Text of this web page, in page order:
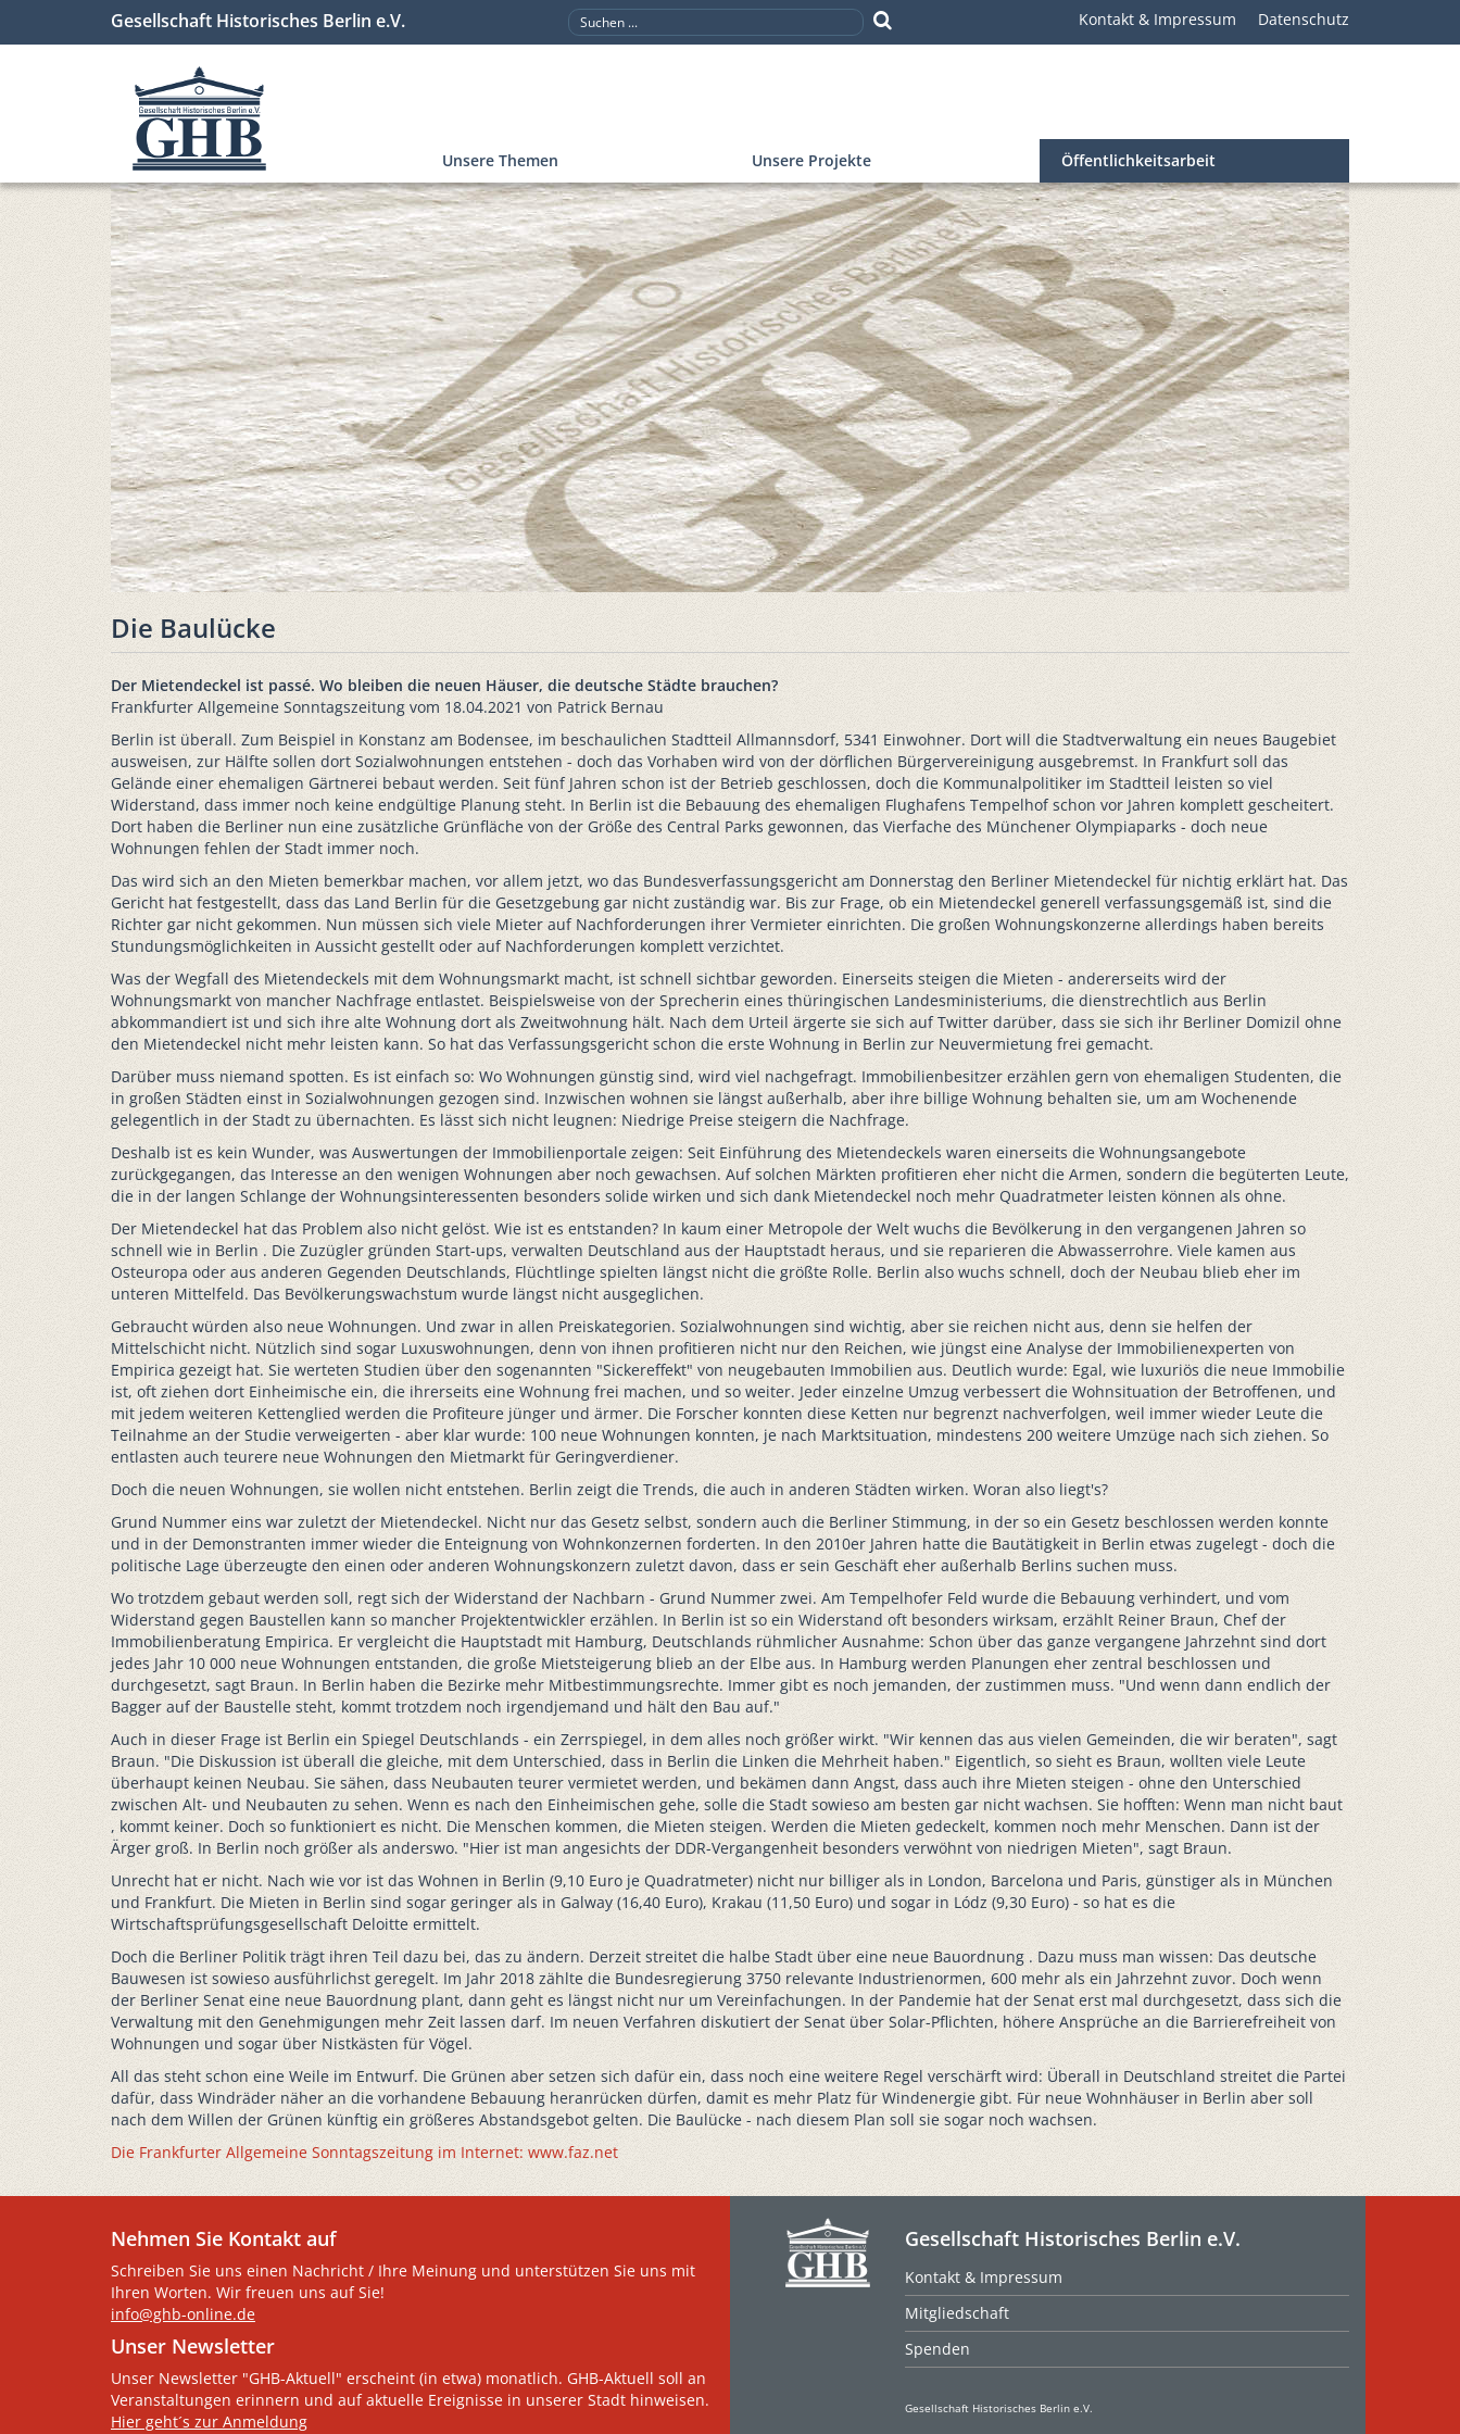
Gesellschaft Historisches Berlin e.V. Kontakt & Impressum Datenschutz
Unsere Themen Unsere Projekte Öffentlichkeitsarbeit
Die Baulücke
Der Mietendeckel ist passé. Wo bleiben die neuen Häuser, die deutsche Städte brauchen?
Frankfurter Allgemeine Sonntagszeitung vom 18.04.2021 von Patrick Bernau
Berlin ist überall. Zum Beispiel in Konstanz am Bodensee, im beschaulichen Stadtteil Allmannsdorf, 5341 Einwohner. Dort will die Stadtverwaltung ein neues Baugebiet
ausweisen, zur Hälfte sollen dort Sozialwohnungen entstehen - doch das Vorhaben wird von der dörflichen Bürgervereinigung ausgebremst. In Frankfurt soll das
Gelände einer ehemaligen Gärtnerei bebaut werden. Seit fünf Jahren schon ist der Betrieb geschlossen, doch die Kommunalpolitiker im Stadtteil leisten so viel
Widerstand, dass immer noch keine endgültige Planung steht. In Berlin ist die Bebauung des ehemaligen Flughafens Tempelhof schon vor Jahren komplett gescheitert.
Dort haben die Berliner nun eine zusätzliche Grünfläche von der Größe des Central Parks gewonnen, das Vierfache des Münchener Olympiaparks - doch neue
Wohnungen fehlen der Stadt immer noch.
Das wird sich an den Mieten bemerkbar machen, vor allem jetzt, wo das Bundesverfassungsgericht am Donnerstag den Berliner Mietendeckel für nichtig erklärt hat. Das
Gericht hat festgestellt, dass das Land Berlin für die Gesetzgebung gar nicht zuständig war. Bis zur Frage, ob ein Mietendeckel generell verfassungsgemäß ist, sind die
Richter gar nicht gekommen. Nun müssen sich viele Mieter auf Nachforderungen ihrer Vermieter einrichten. Die großen Wohnungskonzerne allerdings haben bereits
Stundungsmöglichkeiten in Aussicht gestellt oder auf Nachforderungen komplett verzichtet.
Was der Wegfall des Mietendeckels mit dem Wohnungsmarkt macht, ist schnell sichtbar geworden. Einerseits steigen die Mieten - andererseits wird der
Wohnungsmarkt von mancher Nachfrage entlastet. Beispielsweise von der Sprecherin eines thüringischen Landesministeriums, die dienstrechtlich aus Berlin
abkommandiert ist und sich ihre alte Wohnung dort als Zweitwohnung hält. Nach dem Urteil ärgerte sie sich auf Twitter darüber, dass sie sich ihr Berliner Domizil ohne
den Mietendeckel nicht mehr leisten kann. So hat das Verfassungsgericht schon die erste Wohnung in Berlin zur Neuvermietung frei gemacht.
Darüber muss niemand spotten. Es ist einfach so: Wo Wohnungen günstig sind, wird viel nachgefragt. Immobilienbesitzer erzählen gern von ehemaligen Studenten, die
in großen Städten einst in Sozialwohnungen gezogen sind. Inzwischen wohnen sie längst außerhalb, aber ihre billige Wohnung behalten sie, um am Wochenende
gelegentlich in der Stadt zu übernachten. Es lässt sich nicht leugnen: Niedrige Preise steigern die Nachfrage.
Deshalb ist es kein Wunder, was Auswertungen der Immobilienportale zeigen: Seit Einführung des Mietendeckels waren einerseits die Wohnungsangebote
zurückgegangen, das Interesse an den wenigen Wohnungen aber noch gewachsen. Auf solchen Märkten profitieren eher nicht die Armen, sondern die begüterten Leute,
die in der langen Schlange der Wohnungsinteressenten besonders solide wirken und sich dank Mietendeckel noch mehr Quadratmeter leisten können als ohne.
Der Mietendeckel hat das Problem also nicht gelöst. Wie ist es entstanden? In kaum einer Metropole der Welt wuchs die Bevölkerung in den vergangenen Jahren so
schnell wie in Berlin . Die Zuzügler gründen Start-ups, verwalten Deutschland aus der Hauptstadt heraus, und sie reparieren die Abwasserrohre. Viele kamen aus
Osteuropa oder aus anderen Gegenden Deutschlands, Flüchtlinge spielten längst nicht die größte Rolle. Berlin also wuchs schnell, doch der Neubau blieb eher im
unteren Mittelfeld. Das Bevölkerungswachstum wurde längst nicht ausgeglichen.
Gebraucht würden also neue Wohnungen. Und zwar in allen Preiskategorien. Sozialwohnungen sind wichtig, aber sie reichen nicht aus, denn sie helfen der
Mittelschicht nicht. Nützlich sind sogar Luxuswohnungen, denn von ihnen profitieren nicht nur den Reichen, wie jüngst eine Analyse der Immobilienexperten von
Empirica gezeigt hat. Sie werteten Studien über den sogenannten "Sickereffekt" von neugebauten Immobilien aus. Deutlich wurde: Egal, wie luxuriös die neue Immobilie
ist, oft ziehen dort Einheimische ein, die ihrerseits eine Wohnung frei machen, und so weiter. Jeder einzelne Umzug verbessert die Wohnsituation der Betroffenen, und
mit jedem weiteren Kettenglied werden die Profiteure jünger und ärmer. Die Forscher konnten diese Ketten nur begrenzt nachverfolgen, weil immer wieder Leute die
Teilnahme an der Studie verweigerten - aber klar wurde: 100 neue Wohnungen konnten, je nach Marktsituation, mindestens 200 weitere Umzüge nach sich ziehen. So
entlasten auch teurere neue Wohnungen den Mietmarkt für Geringverdiener.
Doch die neuen Wohnungen, sie wollen nicht entstehen. Berlin zeigt die Trends, die auch in anderen Städten wirken. Woran also liegt's?
Grund Nummer eins war zuletzt der Mietendeckel. Nicht nur das Gesetz selbst, sondern auch die Berliner Stimmung, in der so ein Gesetz beschlossen werden konnte
und in der Demonstranten immer wieder die Enteignung von Wohnkonzernen forderten. In den 2010er Jahren hatte die Bautätigkeit in Berlin etwas zugelegt - doch die
politische Lage überzeugte den einen oder anderen Wohnungskonzern zuletzt davon, dass er sein Geschäft eher außerhalb Berlins suchen muss.
Wo trotzdem gebaut werden soll, regt sich der Widerstand der Nachbarn - Grund Nummer zwei. Am Tempelhofer Feld wurde die Bebauung verhindert, und vom
Widerstand gegen Baustellen kann so mancher Projektentwickler erzählen. In Berlin ist so ein Widerstand oft besonders wirksam, erzählt Reiner Braun, Chef der
Immobilienberatung Empirica. Er vergleicht die Hauptstadt mit Hamburg, Deutschlands rühmlicher Ausnahme: Schon über das ganze vergangene Jahrzehnt sind dort
jedes Jahr 10 000 neue Wohnungen entstanden, die große Mietsteigerung blieb an der Elbe aus. In Hamburg werden Planungen eher zentral beschlossen und
durchgesetzt, sagt Braun. In Berlin haben die Bezirke mehr Mitbestimmungsrechte. Immer gibt es noch jemanden, der zustimmen muss. "Und wenn dann endlich der
Bagger auf der Baustelle steht, kommt trotzdem noch irgendjemand und hält den Bau auf."
Auch in dieser Frage ist Berlin ein Spiegel Deutschlands - ein Zerrspiegel, in dem alles noch größer wirkt. "Wir kennen das aus vielen Gemeinden, die wir beraten", sagt
Braun. "Die Diskussion ist überall die gleiche, mit dem Unterschied, dass in Berlin die Linken die Mehrheit haben." Eigentlich, so sieht es Braun, wollten viele Leute
überhaupt keinen Neubau. Sie sähen, dass Neubauten teurer vermietet werden, und bekämen dann Angst, dass auch ihre Mieten steigen - ohne den Unterschied
zwischen Alt- und Neubauten zu sehen. Wenn es nach den Einheimischen gehe, solle die Stadt sowieso am besten gar nicht wachsen. Sie hofften: Wenn man nicht baut
, kommt keiner. Doch so funktioniert es nicht. Die Menschen kommen, die Mieten steigen. Werden die Mieten gedeckelt, kommen noch mehr Menschen. Dann ist der
Ärger groß. In Berlin noch größer als anderswo. "Hier ist man angesichts der DDR-Vergangenheit besonders verwöhnt von niedrigen Mieten", sagt Braun.
Unrecht hat er nicht. Nach wie vor ist das Wohnen in Berlin (9,10 Euro je Quadratmeter) nicht nur billiger als in London, Barcelona und Paris, günstiger als in München
und Frankfurt. Die Mieten in Berlin sind sogar geringer als in Galway (16,40 Euro), Krakau (11,50 Euro) und sogar in Lódz (9,30 Euro) - so hat es die
Wirtschaftsprüfungsgesellschaft Deloitte ermittelt.
Doch die Berliner Politik trägt ihren Teil dazu bei, das zu ändern. Derzeit streitet die halbe Stadt über eine neue Bauordnung . Dazu muss man wissen: Das deutsche
Bauwesen ist sowieso ausführlichst geregelt. Im Jahr 2018 zählte die Bundesregierung 3750 relevante Industrienormen, 600 mehr als ein Jahrzehnt zuvor. Doch wenn
der Berliner Senat eine neue Bauordnung plant, dann geht es längst nicht nur um Vereinfachungen. In der Pandemie hat der Senat erst mal durchgesetzt, dass sich die
Verwaltung mit den Genehmigungen mehr Zeit lassen darf. Im neuen Verfahren diskutiert der Senat über Solar-Pflichten, höhere Ansprüche an die Barrierefreiheit von
Wohnungen und sogar über Nistkästen für Vögel.
All das steht schon eine Weile im Entwurf. Die Grünen aber setzen sich dafür ein, dass noch eine weitere Regel verschärft wird: Überall in Deutschland streitet die Partei
dafür, dass Windräder näher an die vorhandene Bebauung heranrücken dürfen, damit es mehr Platz für Windenergie gibt. Für neue Wohnhäuser in Berlin aber soll
nach dem Willen der Grünen künftig ein größeres Abstandsgebot gelten. Die Baulücke - nach diesem Plan soll sie sogar noch wachsen.
Die Frankfurter Allgemeine Sonntagszeitung im Internet: www.faz.net
Nehmen Sie Kontakt auf
Schreiben Sie uns einen Nachricht / Ihre Meinung und unterstützen Sie uns mit
Ihren Worten. Wir freuen uns auf Sie!
info@ghb-online.de
Unser Newsletter
Unser Newsletter "GHB-Aktuell" erscheint (in etwa) monatlich. GHB-Aktuell soll an
Veranstaltungen erinnern und auf aktuelle Ereignisse in unserer Stadt hinweisen.
Hier geht´s zur Anmeldung
Gesellschaft Historisches Berlin e.V.
Kontakt & Impressum
Mitgliedschaft
Spenden
Gesellschaft Historisches Berlin e.V.